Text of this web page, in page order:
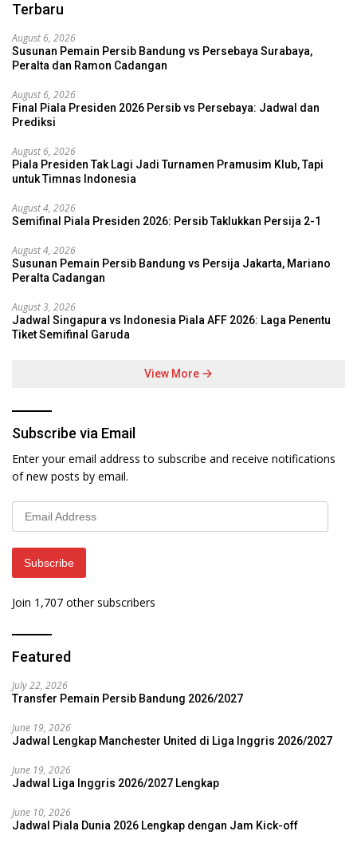
Terbaru
August 6, 2026
Susunan Pemain Persib Bandung vs Persebaya Surabaya,
Peralta dan Ramon Cadangan
August 6, 2026
Final Piala Presiden 2026 Persib vs Persebaya: Jadwal dan
Prediksi
August 6, 2026
Piala Presiden Tak Lagi Jadi Turnamen Pramusim Klub, Tapi
untuk Timnas Indonesia
August 4, 2026
Semifinal Piala Presiden 2026: Persib Taklukkan Persija 2-1
August 4, 2026
Susunan Pemain Persib Bandung vs Persija Jakarta, Mariano
Peralta Cadangan
August 3, 2026
Jadwal Singapura vs Indonesia Piala AFF 2026: Laga Penentu
Tiket Semifinal Garuda
View More
Subscribe via Email
Enter your email address to subscribe and receive notifications
of new posts by email.
Email
Address
Subscribe
Join 1,707 other subscribers
Featured
July 22, 2026
Transfer Pemain Persib Bandung 2026/2027
June 19, 2026
Jadwal Lengkap Manchester United di Liga Inggris 2026/2027
June 19, 2026
Jadwal Liga Inggris 2026/2027 Lengkap
June 10, 2026
Jadwal Piala Dunia 2026 Lengkap dengan Jam Kick-off